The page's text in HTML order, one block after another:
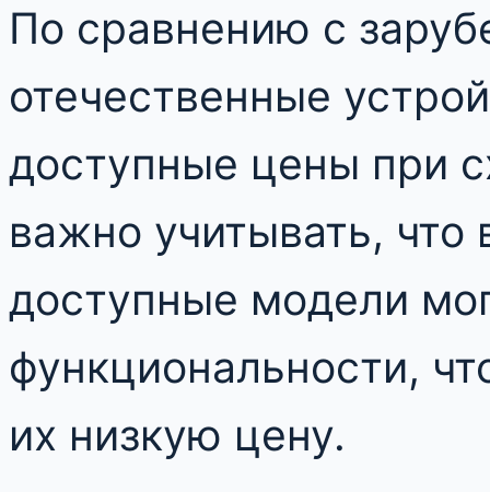
По сравнению с
отечественные
доступные цены при
важно учитывать, что
доступные модели
функциональности,
их низкую цену.